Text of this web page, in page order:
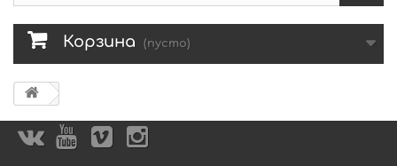
Корзина (пусто)